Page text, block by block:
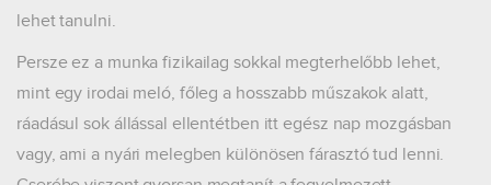
lehet tanulni.
Persze ez a munka fizikailag sokkal megterhelőbb lehet,
mint egy irodai meló, főleg a hosszabb műszakok alatt,
ráadásul sok állással ellentétben itt egész nap mozgásban
vagy, ami a nyári melegben különösen fárasztó tud lenni.